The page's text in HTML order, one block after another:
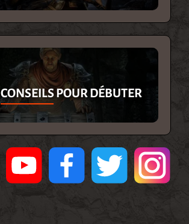
CONSEILS POUR DÉBUTER